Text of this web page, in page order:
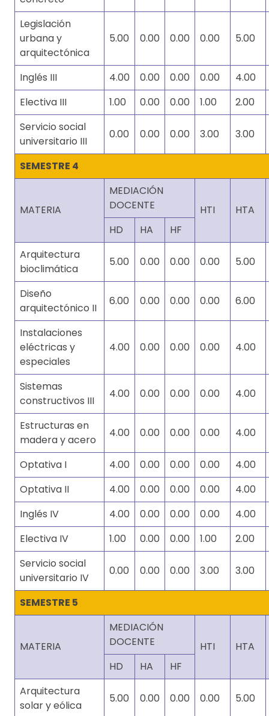
Legislación
urbana y
arquitectónica
5.00 0.00 0.00 0.00 5.00
Inglés III 4.00 0.00 0.00 0.00
4.00
Electiva III
1.00 0.00 0.00 1.00
2.00
Servicio social
universitario III
0.00 0.00 0.00 3.00 3.00
SEMESTRE 4
MATERIA
MEDIACIÓN
DOCENTE
HTI
HTA
HD
HA
HF
Arquitectura
bioclimática
5.00 0.00 0.00 0.00 5.00
Diseño
arquitectónico II
6.00 0.00 0.00 0.00 6.00
Instalaciones
eléctricas y
especiales
4.00 0.00 0.00 0.00 4.00
Sistemas
constructivos III
4.00 0.00 0.00 0.00 4.00
Estructuras en
madera y acero
4.00 0.00 0.00 0.00 4.00
Optativa I 4.00 0.00 0.00 0.00
4.00
Optativa II
4.00 0.00 0.00 0.00
4.00
Inglés IV
4.00 0.00 0.00 0.00
4.00
Electiva IV
1.00 0.00 0.00 1.00
2.00
Servicio social
universitario IV
0.00 0.00 0.00 3.00 3.00
SEMESTRE 5
MATERIA
MEDIACIÓN
DOCENTE
HTI
HTA
HD
HA
HF
Arquitectura
solar y eólica
5.00 0.00 0.00 0.00 5.00